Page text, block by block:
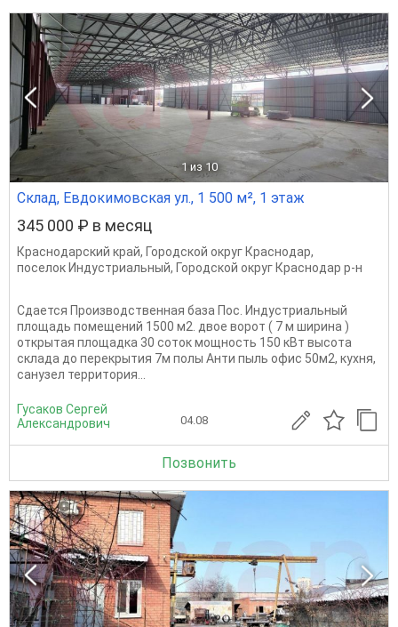
1 из 10
Склад, Евдокимовская ул., 1 500 м², 1 этаж
345 000 ₽ в месяц
Краснодарский край, Городской округ Краснодар,
поселок Индустриальный, Городской округ Краснодар р-н
Сдается Производственная база Пос. Индустриальный
площадь помещений 1500 м2. двое ворот ( 7 м ширина )
открытая площадка 30 соток мощность 150 кВт высота
склада до перекрытия 7м полы Анти пыль офис 50м2, кухня,
санузел территория...
Гусаков Сергей
Александрович
04.08
Позвонить